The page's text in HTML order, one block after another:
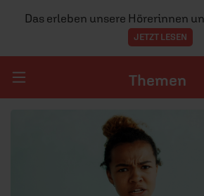
Das erleben unsere Hörerinnen
JETZT LESEN
Themen